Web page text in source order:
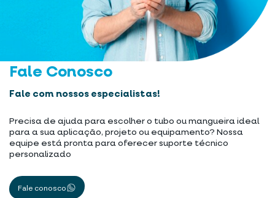
Fale Conosco
Fale com nossos especialistas!
Precisa de ajuda para escolher o tubo ou mangueira ideal
para a sua aplicação, projeto ou equipamento? Nossa
equipe está pronta para oferecer suporte técnico
personalizado
Fale conosco